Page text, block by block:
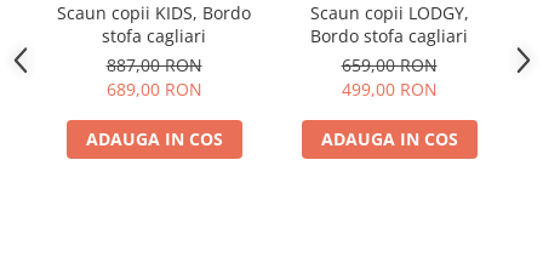
Scaun copii KIDS, Bordo
stofa cagliari
887,00 RON
689,00 RON
ADAUGA IN COS
Scaun copii LODGY,
Bordo stofa cagliari
659,00 RON
499,00 RON
ADAUGA IN COS